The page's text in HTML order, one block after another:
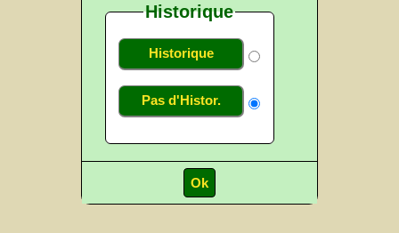
Historique
Historique
Pas d'Histor.